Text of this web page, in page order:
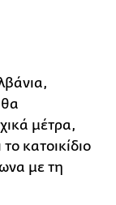
μέτρα,
κατοικίδιο
με τη